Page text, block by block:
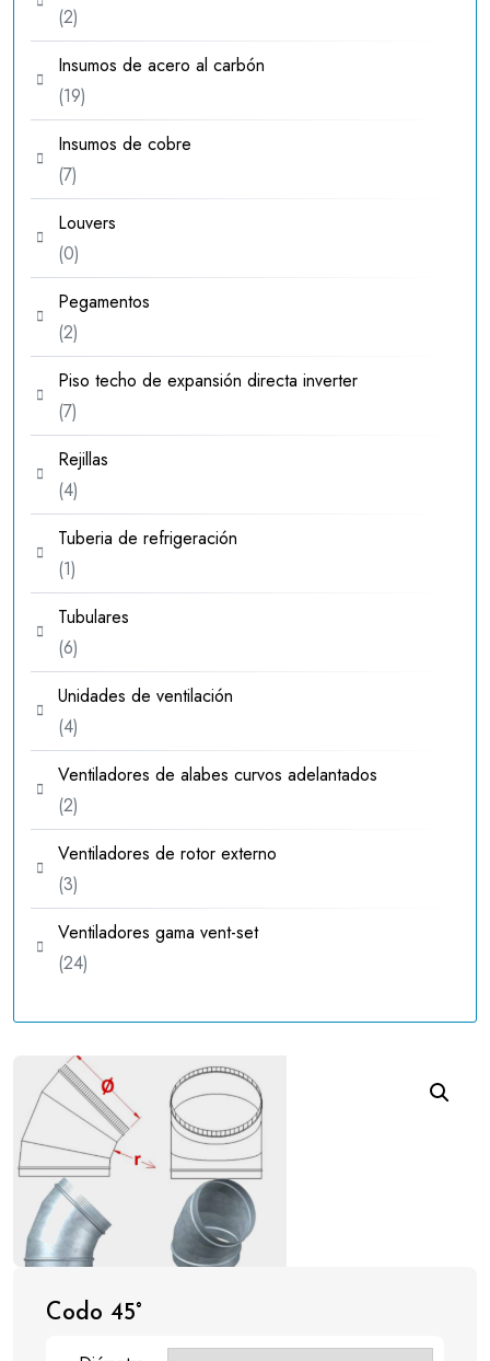
Codo 45°
22
productos
Insumos de acero al carbón
1919
productos
Insumos de cobre
77
productos
Louvers
00
productos
Pegamentos
22
productos
Piso techo de expansión directa inverter
77
productos
Rejillas
44
productos
Tuberia de refrigeración
11
producto
Tubulares
66
productos
Unidades de ventilación
44
productos
Ventiladores de alabes curvos adelantados
22
productos
Ventiladores de rotor externo
33
productos
Ventiladores gama vent-set
2424